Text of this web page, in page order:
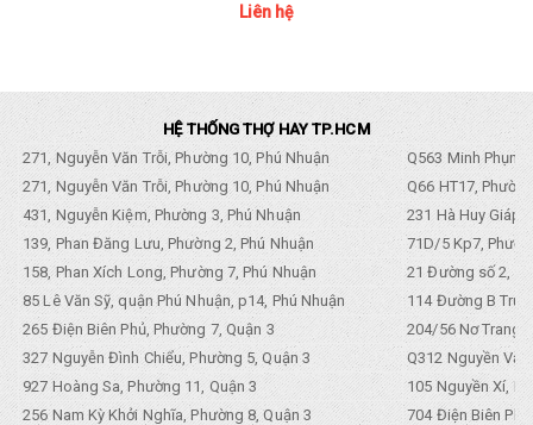
Liên hệ
HỆ THỐNG THỢ HAY TP.HCM
271, Nguyễn Văn Trỗi, Phường 10, Phú Nhuận
Q563 Minh
271, Nguyễn Văn Trỗi, Phường 10, Phú Nhuận
Q66 HT17,
431, Nguyễn Kiệm, Phường 3, Phú Nhuận
231 Hà Huy Giáp,
139, Phan Đăng Lưu, Phường 2, Phú Nhuận
71D/5 Kp7,
158, Phan Xích Long, Phường 7, Phú Nhuận
21 Đường số 2,
85 Lê Văn Sỹ, quận Phú Nhuận, p14, Phú Nhuận
114 Đường B
265 Điện Biên Phủ, Phường 7, Quận 3
204/56 Nơ Trang
327 Nguyễn Đình Chiểu, Phường 5, Quận 3
Q312 Nguyền
927 Hoàng Sa, Phường 11, Quận 3
105 Nguyền Xí,
256 Nam Kỳ Khởi Nghĩa, Phường 8, Quận 3
704 Điện Biên